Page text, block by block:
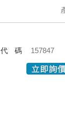
代碼 157847